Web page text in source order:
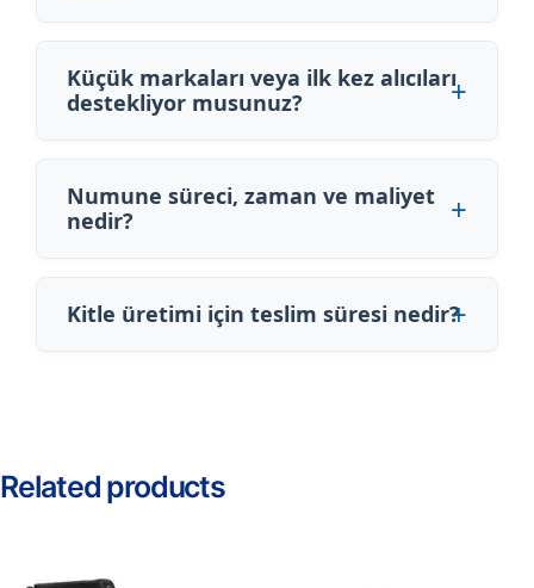
Küçük markaları veya ilk kez alıcıları
destekliyor musunuz?
Numune süreci, zaman ve maliyet
nedir?
Kitle üretimi için teslim süresi nedir?
Related products